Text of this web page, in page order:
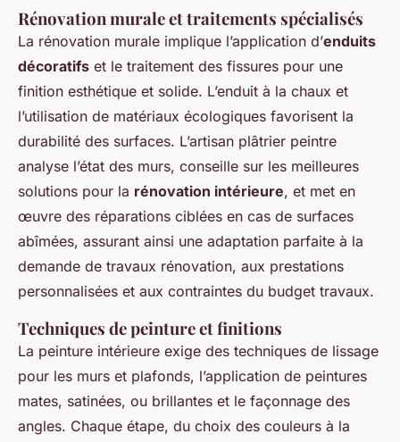
Rénovation murale et traitements spécialisés
La rénovation murale implique l’application d’enduits
décoratifs et le traitement des fissures pour une
finition esthétique et solide. L’enduit à la chaux et
l’utilisation de matériaux écologiques favorisent la
durabilité des surfaces. L’artisan plâtrier peintre
analyse l’état des murs, conseille sur les meilleures
solutions pour la rénovation intérieure, et met en
œuvre des réparations ciblées en cas de surfaces
abîmées, assurant ainsi une adaptation parfaite à la
demande de travaux rénovation, aux prestations
personnalisées et aux contraintes du budget travaux.
Techniques de peinture et finitions
La peinture intérieure exige des techniques de lissage
pour les murs et plafonds, l’application de peintures
mates, satinées, ou brillantes et le façonnage des
angles. Chaque étape, du choix des couleurs à la